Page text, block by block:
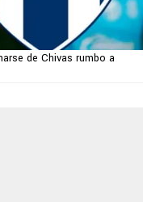
de Chivas rumbo a